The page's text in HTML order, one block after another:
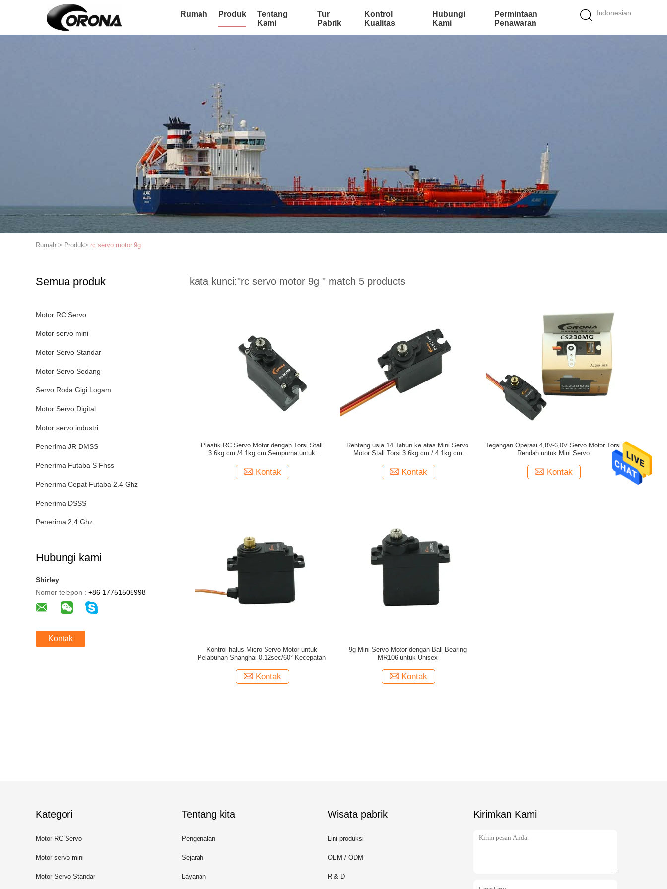
Indonesian
Rumah Produk
Tentang
Kami
Tur
Pabrik
Kontrol
Kualitas
Hubungi
Kami
Permintaan
Penawaran
Rumah > Produk> rc servo motor 9g
Semua produk
Motor RC Servo
Motor servo mini
Motor Servo Standar
Motor Servo Sedang
Servo Roda Gigi Logam
Motor Servo Digital
Motor servo industri
Penerima JR DMSS
Penerima Futaba S Fhss
Penerima Cepat Futaba 2.4 Ghz
Penerima DSSS
Penerima 2,4 Ghz
Hubungi kami
Shirley
Nomor telepon : +86 17751505998
Kontak
kata kunci:"rc servo motor 9g " match 5 products
Plastik RC Servo Motor dengan Torsi Stall
3.6kg.cm /4.1kg.cm Sempurna untuk
Kontak
Rentang usia 14 Tahun ke atas Mini Servo
Motor Stall Torsi 3.6kg.cm / 4.1kg.cm
Kontak
Tegangan Operasi 4,8V-6,0V Servo Motor Torsi
Rendah untuk Mini Servo
Kontak
Kontrol halus Micro Servo Motor untuk
Pelabuhan Shanghai 0.12sec/60° Kecepatan
Kontak
9g Mini Servo Motor dengan Ball Bearing
MR106 untuk Unisex
Kontak
Kategori
Motor RC Servo
Motor servo mini
Motor Servo Standar
Tentang kita
Pengenalan
Sejarah
Layanan
Wisata pabrik
Lini produksi
OEM / ODM
R & D
Kirimkan Kami